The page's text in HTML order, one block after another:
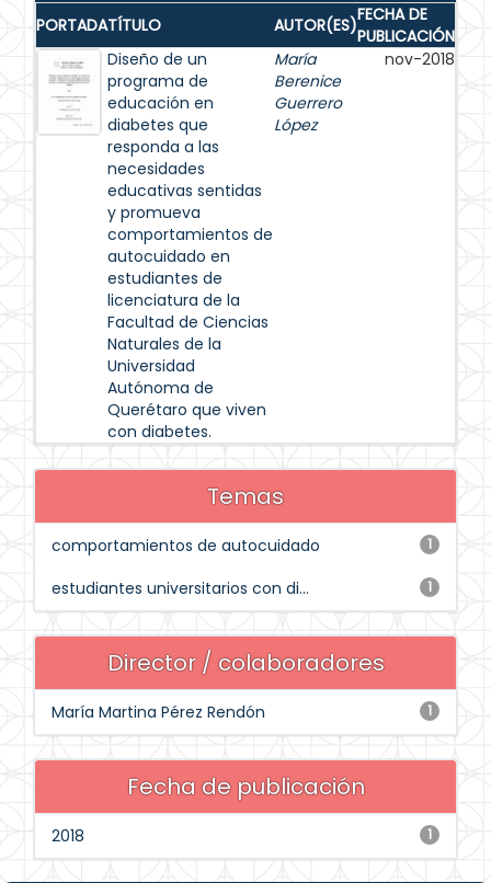
PORTADATÍTULO AUTOR(ES)FECHA DE
PUBLICACIÓN
Diseño de un
programa de
educación en
diabetes que
responda a las
necesidades
educativas sentidas
y promueva
comportamientos de
autocuidado en
estudiantes de
licenciatura de la
Facultad de Ciencias
Naturales de la
Universidad
Autónoma de
Querétaro que viven
con diabetes.
María
Berenice
Guerrero
López
nov-2018
Temas
1
comportamientos de autocuidado
1
estudiantes universitarios con di...
Director / colaboradores
1
María Martina Pérez Rendón
Fecha de publicación
1
2018